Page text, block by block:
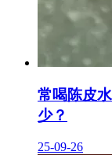
常喝陈皮
少？
25-09-26